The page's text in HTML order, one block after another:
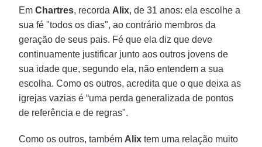
EmChartres, recorda Alix, de 31 anos: ela escolhe a
sua fé "todos os dias", ao contrário membros da
geração de seus pais. Fé que ela diz que deve
continuamente justificar junto aos outros jovens de
sua idade que, segundo ela, não entendem a sua
escolha. Como os outros, acredita que o que deixa as
igrejas vazias é “uma perda generalizada de pontos
de referência e de regras".
Como os outros, também Alix tem uma relação muito